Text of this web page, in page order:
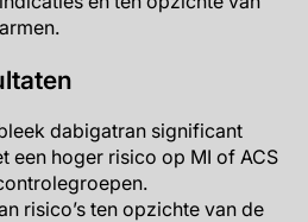
dabigatran significant
een hoger risico op MI of ACS
risico’s ten opzichte van de